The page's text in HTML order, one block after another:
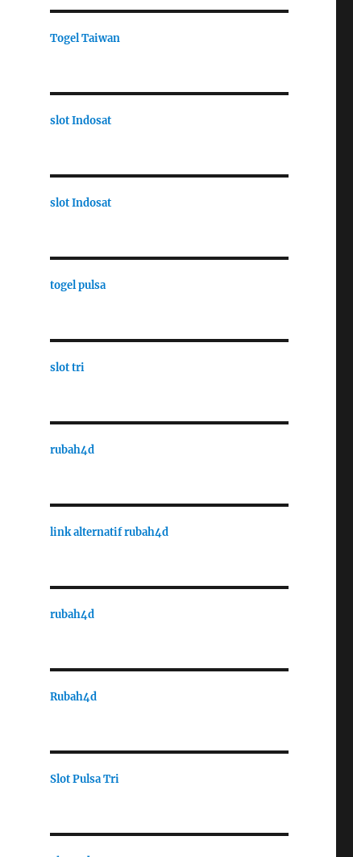
Togel Taiwan
slot Indosat
slot Indosat
togel pulsa
slot tri
rubah4d
link alternatif rubah4d
rubah4d
Rubah4d
Slot Pulsa Tri